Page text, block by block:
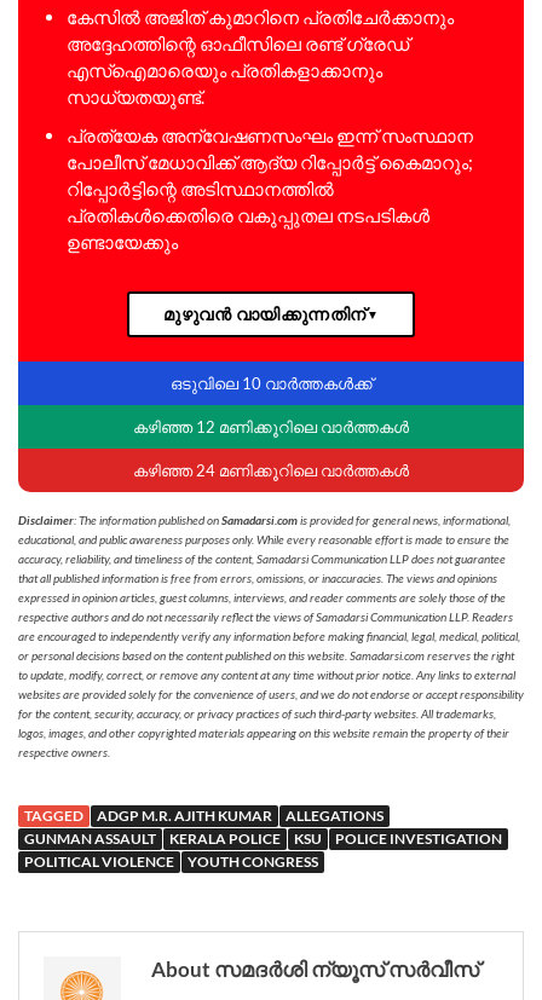
കേസിൽ അജിത് കുമാറിനെ പ്രതിചേർക്കാനും
അദ്ദേഹത്തിന്റെ ഓഫീസിലെ രണ്ട് ഗ്രേഡ്
എസ്‌ഐമാരെയും പ്രതികളാക്കാനും
സാധ്യതയുണ്ട്.
പ്രത്യേക അന്വേഷണസംഘം ഇന്ന് സംസ്ഥാന
പോലീസ് മേധാവിക്ക് ആദ്യ റിപ്പോർട്ട് കൈമാറും;
റിപ്പോർട്ടിന്റെ അടിസ്ഥാനത്തിൽ
പ്രതികൾക്കെതിരെ വകുപ്പുതല നടപടികൾ
ഉണ്ടായേക്കും
മുഴുവൻ വായിക്കുന്നതിന്▼
ഒടുവിലെ 10 വാർത്തകൾക്ക്
കഴിഞ്ഞ 12 മണിക്കൂറിലെ വാർത്തകൾ
കഴിഞ്ഞ 24 മണിക്കൂറിലെ വാർത്തകൾ
Disclaimer: The information published onSamadarsi.comis provided for general news, informational,
educational, and public awareness purposes only. While every reasonable effort is made to ensure the
accuracy, reliability, and timeliness of the content, Samadarsi Communication LLP does not guarantee
that all published information is free from errors, omissions, or inaccuracies. The views and opinions
expressed in opinion articles, guest columns, interviews, and reader comments are solely those of the
respective authors and do not necessarily reflect the views of Samadarsi Communication LLP. Readers
are encouraged to independently verify any information before making financial, legal, medical, political,
or personal decisions based on the content published on this website. Samadarsi.com reserves the right
to update, modify, correct, or remove any content at any time without prior notice. Any links to external
websites are provided solely for the convenience of users, and we do not endorse or accept responsibility
for the content, security, accuracy, or privacy practices of such third-party websites. All trademarks,
logos, images, and other copyrighted materials appearing on this website remain the property of their
respective owners.
TAGGED ADGP M.R. AJITH KUMAR
ALLEGATIONS
GUNMAN ASSAULT
KERALA POLICE KSU
POLICE INVESTIGATION
POLITICAL VIOLENCE
YOUTH CONGRESS
About സമദർശി ന്യൂസ് സർവീസ്